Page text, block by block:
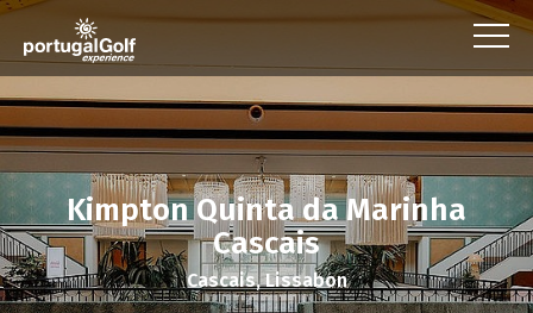
Kimpton Quinta da Marinha
Cascais
Cascais, Lissabon